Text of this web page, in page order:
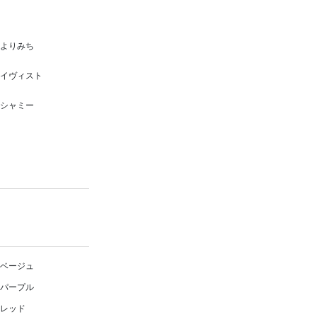
よりみち
イヴィスト
シャミー
ベージュ
パープル
レッド